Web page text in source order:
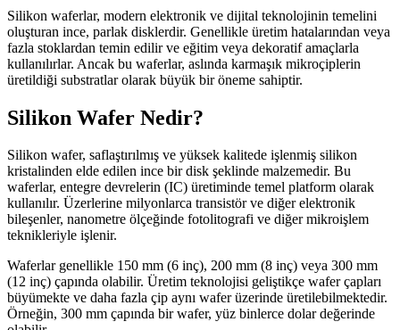
Silikon waferlar, modern elektronik ve dijital teknolojinin temelini
oluşturan ince, parlak disklerdir. Genellikle üretim hatalarından veya
fazla stoklardan temin edilir ve eğitim veya dekoratif amaçlarla
kullanılırlar. Ancak bu waferlar, aslında karmaşık mikroçiplerin
üretildiği substratlar olarak büyük bir öneme sahiptir.
Silikon Wafer Nedir?
Silikon wafer, saflaştırılmış ve yüksek kalitede işlenmiş silikon
kristalinden elde edilen ince bir disk şeklinde malzemedir. Bu
waferlar, entegre devrelerin (IC) üretiminde temel platform olarak
kullanılır. Üzerlerine milyonlarca transistör ve diğer elektronik
bileşenler, nanometre ölçeğinde fotolitografi ve diğer mikroişlem
teknikleriyle işlenir.
Waferlar genellikle 150 mm (6 inç), 200 mm (8 inç) veya 300 mm
(12 inç) çapında olabilir. Üretim teknolojisi geliştikçe wafer çapları
büyümekte ve daha fazla çip aynı wafer üzerinde üretilebilmektedir.
Örneğin, 300 mm çapında bir wafer, yüz binlerce dolar değerinde